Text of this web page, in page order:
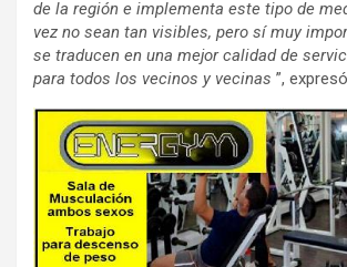
de la región e implementa este tipo de
vez no sean tan visibles, pero sí muy
se traducen en una mejor calidad de
para todos los vecinos y vecinas ”,